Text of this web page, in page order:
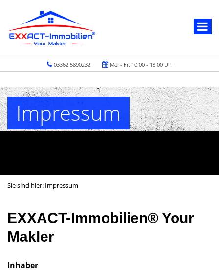
03362 5890232 Mo. - Fr. 10.00 - 18.00 Uhr
Impressum
Sie sind hier: Impressum
EXXACT-Immobilien® Your
Makler
Inhaber